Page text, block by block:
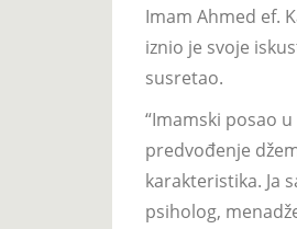
Imam Ahmed ef.
iznio je svoje
susretao.
“Imamski posao
predvođenje
karakteristika. Ja
psiholog,